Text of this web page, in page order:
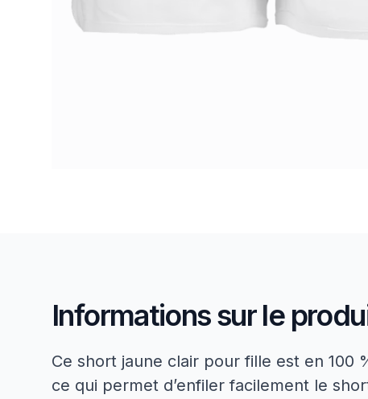
Informations sur le
Ce short jaune clair pour fille est en 100
ce qui permet d’enfiler facilement le